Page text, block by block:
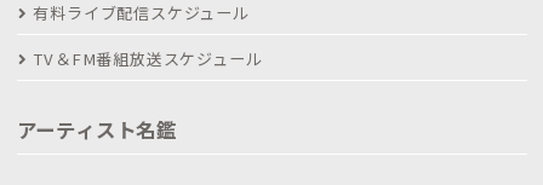
有料ライブ配信スケジュール
TV＆FM番組放送スケジュール
アーティスト名鑑